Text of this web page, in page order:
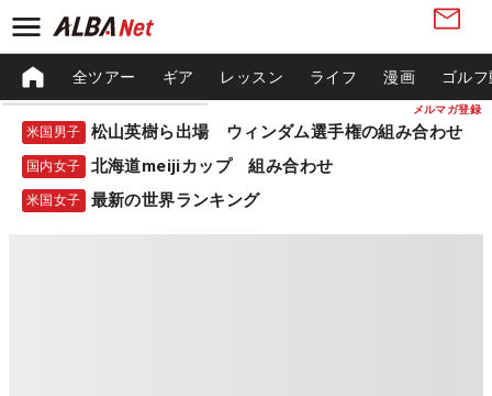
メルマガ登録
全ツアー ギア レッスン ライフ 漫画 ゴル
米国男子 松山英樹ら出場 ウィンダム選手権の組み合わせ
国内女子 北海道meijiカップ 組み合わせ
米国女子 最新の世界ランキング